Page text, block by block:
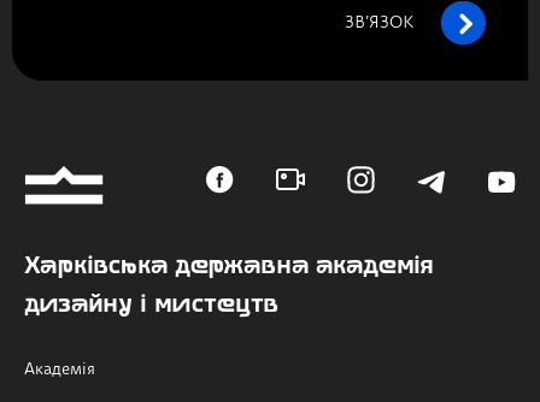
ЗВ’ЯЗОК
Харківська державна академія
дизайну і мистецтв
Академія